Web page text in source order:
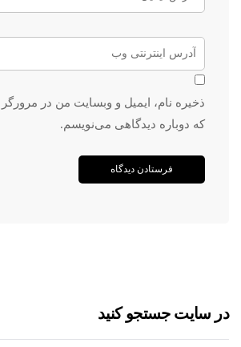
ذخیره نام، ایمیل و وبسایت من در
که دوباره دیدگاهی می‌نویسم.
در سایت جستجو کنید